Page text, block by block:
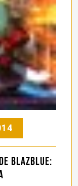
BlazBlue: